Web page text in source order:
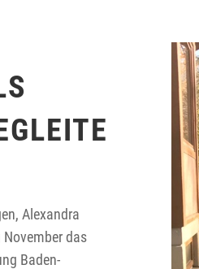
Alexandra
das
Baden-